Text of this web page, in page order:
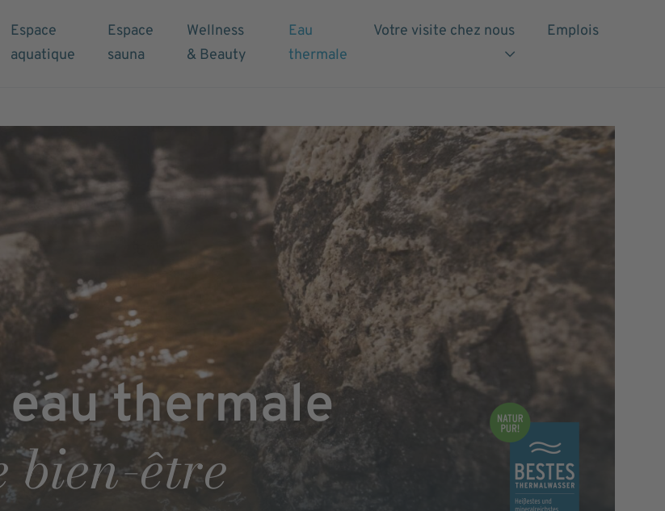
Espace
aquatique
Espace
sauna
Wellness
& Beauty
Eau
thermale
Votre visite chez nous Emplois
thermale
bien-être